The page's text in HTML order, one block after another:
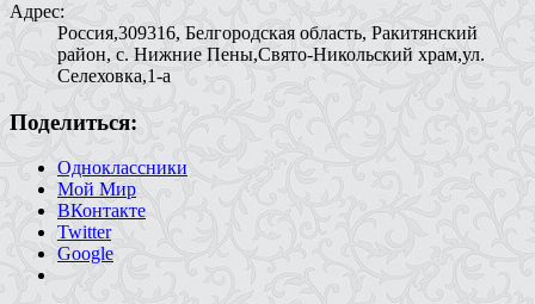
Адрес:
Россия,309316, Белгородская область, Ракитянский
район, с. Нижние Пены,Свято-Никольский храм,ул.
Селеховка,1-а
Поделиться:
Одноклассники
Мой Мир
ВКонтакте
Twitter
Google